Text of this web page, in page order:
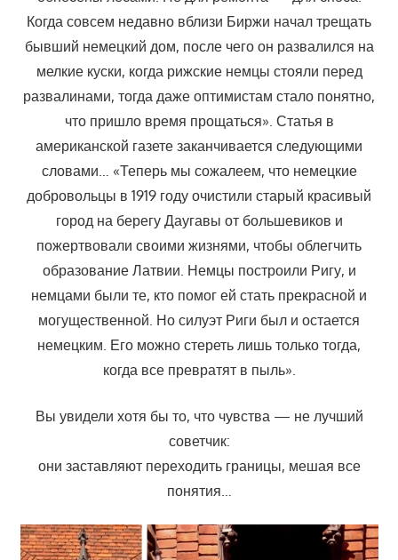
Когда совсем недавно вблизи Биржи начал трещать
бывший немецкий дом, после чего он развалился на
мелкие куски, когда рижские немцы стояли перед
развалинами, тогда даже оптимистам стало понятно,
что пришло время прощаться». Статья в
американской газете заканчивается следующими
словами… «Теперь мы сожалеем, что немецкие
добровольцы в 1919 году очистили старый красивый
город на берегу Даугавы от большевиков и
пожертвовали своими жизнями, чтобы облегчить
образование Латвии. Немцы построили Ригу, и
немцами были те, кто помог ей стать прекрасной и
могущественной. Но силуэт Риги был и остается
немецким. Его можно стереть лишь только тогда,
когда все превратят в пыль».
Вы увидели хотя бы то, что чувства — не лучший
советчик:
они заставляют переходить границы, мешая все
понятия…